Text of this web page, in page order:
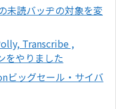
読バッヂの対象を変
Transcribe ,
をやりました
ビッグセール・サイバ